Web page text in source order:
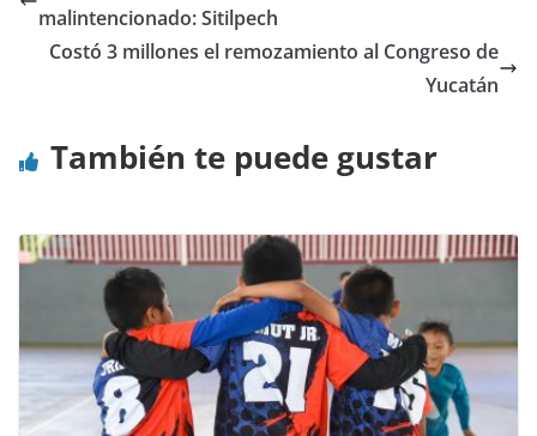
malintencionado: Sitilpech
Costó 3 millones el remozamiento al Congreso de
Yucatán
También te puede gustar